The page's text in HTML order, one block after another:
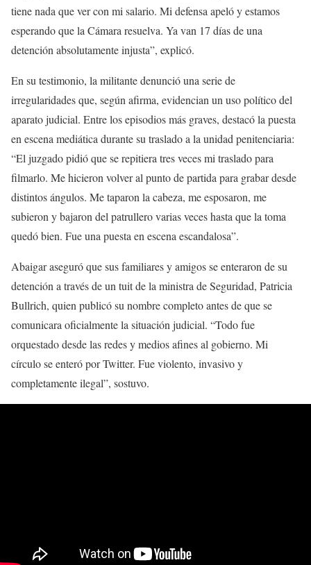
tiene nada que ver con mi salario. Mi defensa apeló y estamos
esperando que la Cámara resuelva. Ya van 17 días de una
detención absolutamente injusta”, explicó.
En su testimonio, la militante denunció una serie de
irregularidades que, según afirma, evidencian un uso político del
aparato judicial. Entre los episodios más graves, destacó la puesta
en escena mediática durante su traslado a la unidad penitenciaria:
“El juzgado pidió que se repitiera tres veces mi traslado para
filmarlo. Me hicieron volver al punto de partida para grabar desde
distintos ángulos. Me taparon la cabeza, me esposaron, me
subieron y bajaron del patrullero varias veces hasta que la toma
quedó bien. Fue una puesta en escena escandalosa”.
Abaigar aseguró que sus familiares y amigos se enteraron de su
detención a través de un tuit de la ministra de Seguridad, Patricia
Bullrich, quien publicó su nombre completo antes de que se
comunicara oficialmente la situación judicial. “Todo fue
orquestado desde las redes y medios afines al gobierno. Mi
círculo se enteró por Twitter. Fue violento, invasivo y
completamente ilegal”, sostuvo.